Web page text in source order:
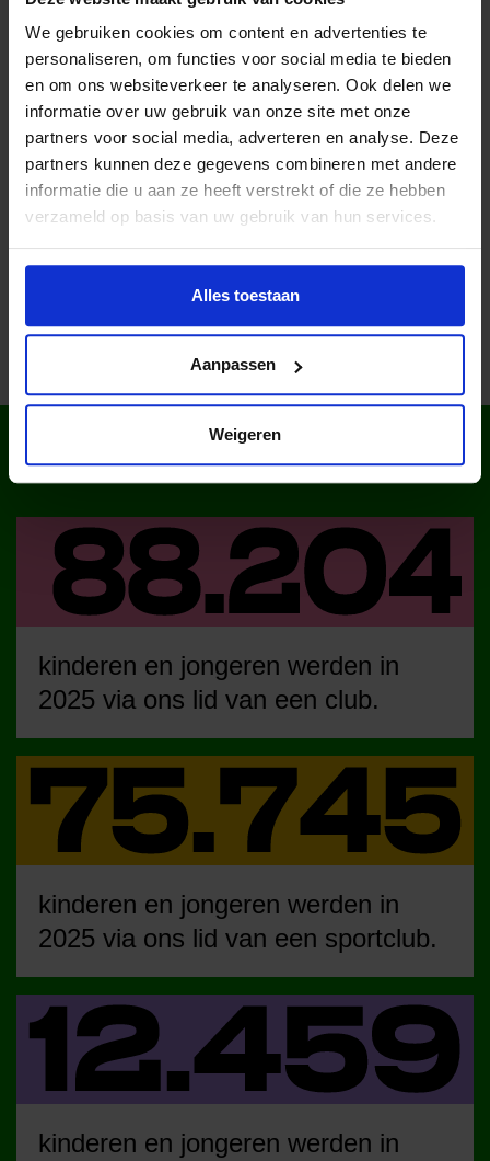
We gebruiken cookies om content en advertenties te
personaliseren, om functies voor social media te bieden
en om ons websiteverkeer te analyseren. Ook delen we
informatie over uw gebruik van onze site met onze
partners voor social media, adverteren en analyse. Deze
partners kunnen deze gegevens combineren met andere
informatie die u aan ze heeft verstrekt of die ze hebben
verzameld op basis van uw gebruik van hun services.
Alles toestaan
Aanpassen
Weigeren
Sport & Cultuur en leren kickboksen is trendy. Wist je
trouwens dat meer jongens dan meisjes aan sport doen?
Lees meer nieuws
Deel dit bericht op social media!
WIST JE DAT IN
NEDERLAND?
kinderen en jongeren werden in
2025 via ons lid van een club.
kinderen en jongeren werden in
2025 via ons lid van een sportclub.
kinderen en jongeren werden in